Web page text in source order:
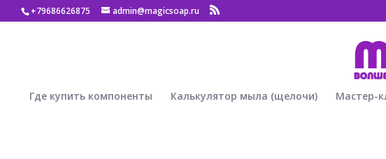
+79686626875 admin@magicsoap.ru
Где купить компоненты Калькулятор мыла (щелочи) Мастер-